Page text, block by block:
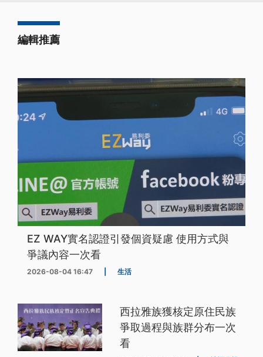
編輯推薦
EZ WAY實名認證引發個資疑慮 使用方式與
爭議內容一次看
2026-08-04 16:47 生活
西拉雅族獲核定原住民族
爭取過程與族群分布一次
看